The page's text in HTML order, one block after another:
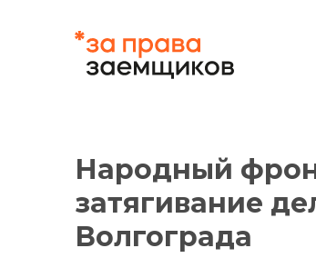
Народный
затягивание
Волгограда